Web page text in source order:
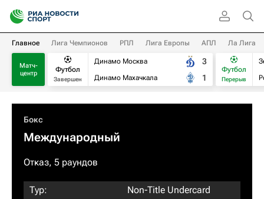
Главное Лига Чемпионов РПЛ Лига Европы АПЛ Ла Лига
Матч-
центр
Футбол
Завершен
Динамо Москва
Динамо Махачкала
3
1
Футбол
Перерыв
Бокс
Международный
Отказ, 5 раундов
Тур:
Non-Title Undercard